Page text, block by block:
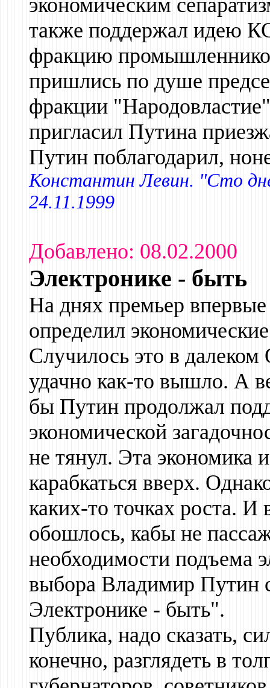
экономическим
также поддержал идею
фракцию
пришлись по душе
фракции
пригласил Путина
Путин поблагодарил,
Константин Левин. "Сто
24.11.1999
Добавлено: 08.02.2000
Электронике - быть
На днях премьер
определил
Случилось это в
удачно как-то вышло. А
бы Путин продолжал
экономической
не тянул. Эта экономика
карабкаться вверх.
каких-то точках роста.
обошлось, кабы не
необходимости подъема
выбора Владимир Путин
Электронике - быть".
Публика, надо сказать,
конечно, разглядеть в